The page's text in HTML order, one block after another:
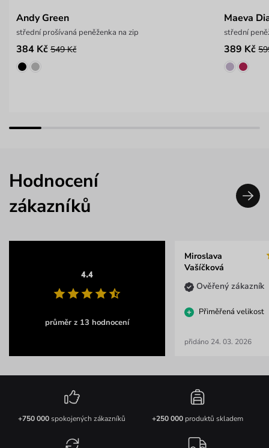
Andy Green
střední prošívaná peněženka na zip
384 Kč 549 Kč
Maeva
střední
389 Kč
Hodnocení
zákazníků
4.4
průměr z 13 hodnocení
Miroslava
Vašíčková
Ověřený zákazník
Přiměřená velikost
přidáno 24. 03. 2026
+750 000spokojených zákazníků +250 000produktů skladem